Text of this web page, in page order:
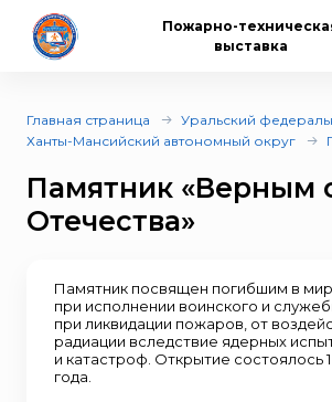
Пожарно-
выставка
Главная страница
Уральский
Ханты-Мансийский автономный округ
Памятник «Верным
Отечества»
Памятник посвящен погибшим в
при исполнении воинского и
при ликвидации пожаров, от
радиации вследствие ядерных
и катастроф. Открытие состоялось 1
года.